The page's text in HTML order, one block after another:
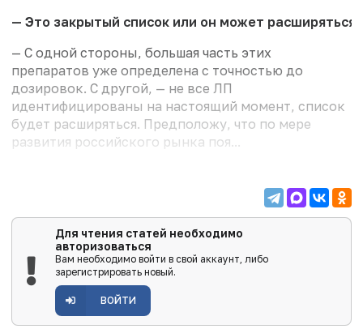
— Это закрытый список или он может расширяться
— С одной стороны, большая часть этих
препаратов уже определена с точностью до
дозировок. С другой, — не все ЛП
идентифицированы на настоящий момент, список
будет расширяться. Предположу, что по мере
развития российского рынка поя...
Для чтения статей необходимо
авторизоваться
Вам необходимо войти в свой аккаунт, либо
зарегистрировать новый.
ВОЙТИ